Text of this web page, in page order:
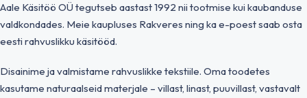
Aale Käsitöö OÜ tegutseb aastast 1992 nii tootmise kui kaubanduse
valdkondades. Meie kaupluses Rakveres ning ka e-poest saab osta
eesti rahvuslikku käsitööd.
Disainime ja valmistame rahvuslikke tekstiile. Oma toodetes
kasutame naturaalseid materjale – villast, linast, puuvillast, vastavalt